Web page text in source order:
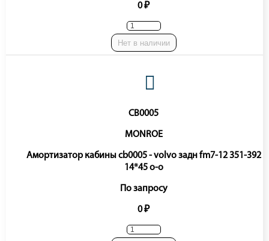
0 ₽
Нет в наличии
CB0005
MONROE
Амортизатор кабины cb0005 - volvo задн fm7-12 351-392
14*45 o-o
По запросу
0 ₽